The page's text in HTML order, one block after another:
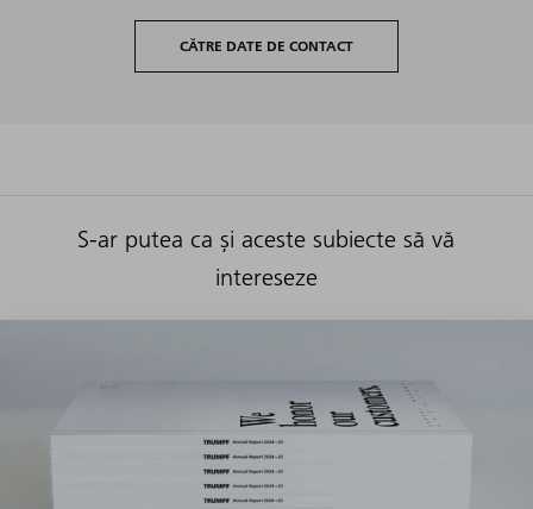
CĂTRE DATE DE CONTACT
S-ar putea ca și aceste subiecte să vă
intereseze